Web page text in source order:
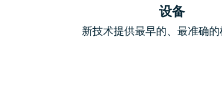
设备
新技术提供最早的、最准确